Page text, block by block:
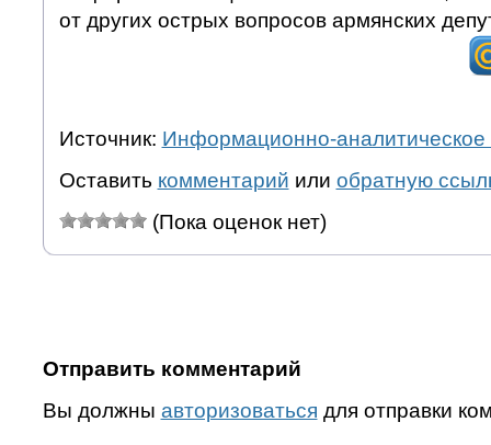
от других острых вопросов армянских
Источник: Информационно-аналитическое
Оставить комментарий или обратную
(Пока оценок нет)
Отправить комментарий
Вы должны авторизоваться для отправки